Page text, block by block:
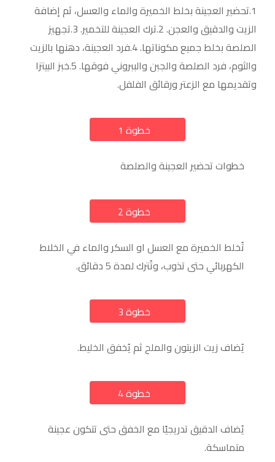
1.تحضير العجينة بخلط الخميرة والماء والعسل، ثم إضافة
الزيت والدقيق والعجن. 2.ترك العجينة للتخمير. 3.تجهيز
الصلصة بخلط جميع مكوناتها. 4.فرد العجينة، دهنها بالزيت
والثوم، فرد الصلصة والجبن والببروني فوقها. 5.خبز البيتزا
وتقديمها مع الزعتر ورقائق الفلفل.
خطوة 1
خطوات تحضير العجينة والصلصة
خطوة 2
تُخلط الخميرة مع العسل او السكر والماء في الخلاط
الكهربائي حتى تذوب، وتُترك لمدة 5 دقائق.
خطوة 3
يُضاف زيت الزيتون والملح ثم يُخفق الخليط.
خطوة 4
يُضاف الدقيق تدريجيًا مع الخفق حتى تتكون عجينة
متماسكة.